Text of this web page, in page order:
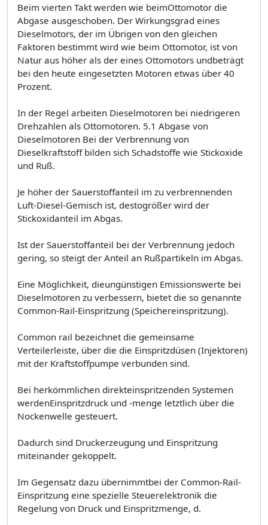
Beim vierten Takt werden wie beimOttomotor die
Abgase ausgeschoben. Der Wirkungsgrad eines
Dieselmotors, der im Übrigen von den gleichen
Faktoren bestimmt wird wie beim Ottomotor, ist von
Natur aus höher als der eines Ottomotors undbeträgt
bei den heute eingesetzten Motoren etwas über 40
Prozent.
In der Regel arbeiten Dieselmotoren bei niedrigeren
Drehzahlen als Ottomotoren. 5.1 Abgase von
Dieselmotoren Bei der Verbrennung von
Dieselkraftstoff bilden sich Schadstoffe wie Stickoxide
und Ruß.
Je höher der Sauerstoffanteil im zu verbrennenden
Luft-Diesel-Gemisch ist, destogrößer wird der
Stickoxidanteil im Abgas.
Ist der Sauerstoffanteil bei der Verbrennung jedoch
gering, so steigt der Anteil an Rußpartikeln im Abgas.
Eine Möglichkeit, dieungünstigen Emissionswerte bei
Dieselmotoren zu verbessern, bietet die so genannte
Common-Rail-Einspritzung (Speichereinspritzung).
Common rail bezeichnet die gemeinsame
Verteilerleiste, über die die Einspritzdüsen (Injektoren)
mit der Kraftstoffpumpe verbunden sind.
Bei herkömmlichen direkteinspritzenden Systemen
werdenEinspritzdruck und -menge letztlich über die
Nockenwelle gesteuert.
Dadurch sind Druckerzeugung und Einspritzung
miteinander gekoppelt.
Im Gegensatz dazu übernimmtbei der Common-Rail-
Einspritzung eine spezielle Steuerelektronik die
Regelung von Druck und Einspritzmenge, d.